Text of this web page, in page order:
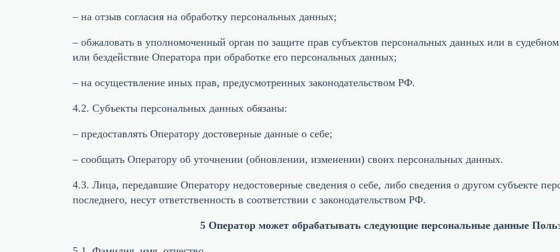
– на отзыв согласия на обработку персональных данных;
– обжаловать в уполномоченный орган по защите прав субъектов персональных данных или в
или бездействие Оператора при обработке его персональных данных;
– на осуществление иных прав, предусмотренных законодательством РФ.
4.2. Субъекты персональных данных обязаны:
– предоставлять Оператору достоверные данные о себе;
– сообщать Оператору об уточнении (обновлении, изменении) своих персональных данных.
4.3. Лица, передавшие Оператору недостоверные сведения о себе, либо сведения о другом субъекте
последнего, несут ответственность в соответствии с законодательством РФ.
5 Оператор может обрабатывать следующие персональные данные